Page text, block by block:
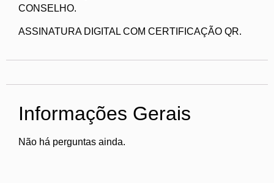
CONSELHO.
ASSINATURA DIGITAL COM CERTIFICAÇÃO QR.
Informações Gerais
Não há perguntas ainda.